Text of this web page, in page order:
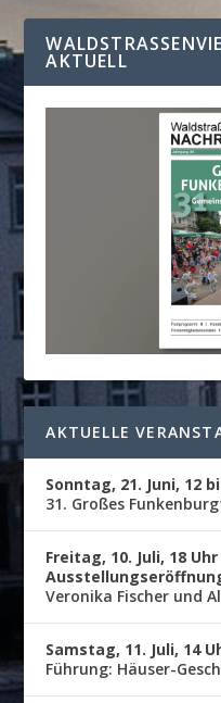
KTUELL
AKTUELLE
Sonntag, 21. Juni, 12
31. Großes
Freitag, 10. Juli, 18 Uhr
Veronika Fischer und
Samstag, 11. Juli, 14
Führung: Häuser-